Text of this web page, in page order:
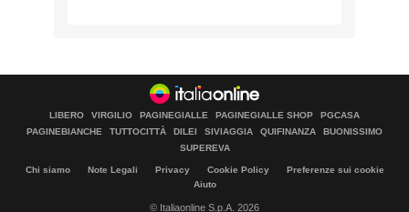
LIBERO VIRGILIO PAGINEGIALLE PAGINEGIALLE SHOP
PGCASA
PAGINEBIANCHE
TUTTOCITTÀ DILEI SIVIAGGIA QUIFINANZA
BUONISSIMO
SUPEREVA
Chi siamo Note Legali Privacy Cookie Policy
Preferenze sui cookie
Aiuto
© Italiaonline S.p.A. 2026